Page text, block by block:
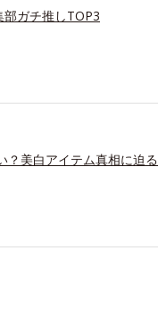
部ガチ推しTOP3
？美白アイテム真相に迫る